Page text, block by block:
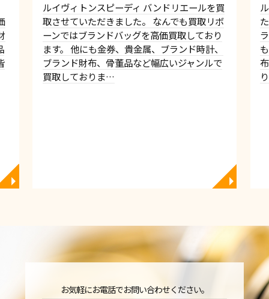
◥
ルイヴィトンスピーディ バンドリエールを買
取させていただきました。 なんでも買取リボ
ーンではブランドバッグを高価買取しており
ます。 他にも金券、貴金属、ブランド時計、
ブランド財布、骨董品など幅広いジャンルで
買取しておりま…
◥
お気軽にお電話でお問い合わせください。